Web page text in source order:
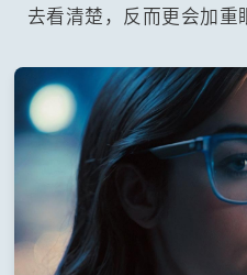
去看清楚，反而更会加重